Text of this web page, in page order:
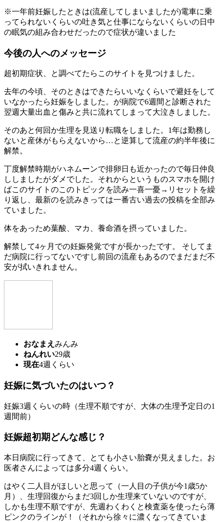
※一年前妊娠したときは(流産してしまいましたが)電車に乗
ってられないくらいの吐き気と仕事にならないくらいの日中
の眠気の組み合わせだったので症状が違いました
今後の人へのメッセージ
超初期症状、と調べてたらこのサイトを見つけました。
去年の今頃、そのときはできたらいいなくらいで避妊をして
いなかったら妊娠をしました。が病院で6週間と診断された
翌週大量出血と傷みと共に流れてしまって大泣きしました。
そのあと何回か生理を見送り転職をしました。1年は勤務し
ないと産休がもらえないから…と逆算して流産の約半年後に
解禁。
丁度解禁時期がハネムーンで排卵日も近かったので毎日仲良
ししましたがダメでした。それからというものスマホを開け
ばこのサイトのこのトピックを読み一喜一憂→リセットを繰
り返し、最新のを読みきっては一番古い過去の投稿を全部み
ていました。
体をあっため葉酸、マカ、養命酒を摂っていました。
解禁して4ヶ月での妊娠発覚ですが長かったです。 そしてま
だ病院に行ってないですし前回の流産もあるのでまだまだ不
安が拭いきれません。
おなまえ みんみ
ねんれい29歳
現在4週くらい
妊娠に気づいたのはいつ？
妊娠3週くらいの時（生理不順ですが、大体の生理予定日の1
週間前）
妊娠超初期どんな感じ？
本日病院に行ってきて、とても小さい胎嚢が見えました。お
医者さんによっては多分4週くらい。
はやく二人目がほしいと思って（一人目の子供が今1歳5か
月）、生理回復からまだ3回しか生理来ていないのですが、
しかも生理不順ですが、先週わくわくと検査薬を使ったら薄
ピンクのラインが！（それから徐々に濃くなってきていま